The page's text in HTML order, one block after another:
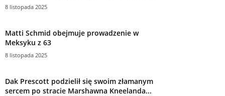
8 listopada 2025
Matti Schmid obejmuje prowadzenie w
Meksyku z 63
8 listopada 2025
Dak Prescott podzielił się swoim złamanym
sercem po stracie Marshawna Kneelanda...